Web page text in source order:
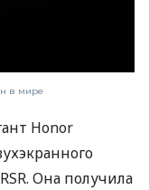
в мире
Honor
Она получила